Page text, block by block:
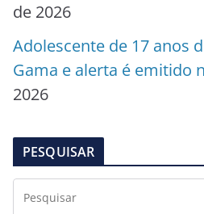
de 2026
Adolescente de 17 anos
Gama e alerta é emitido
2026
PESQUISAR